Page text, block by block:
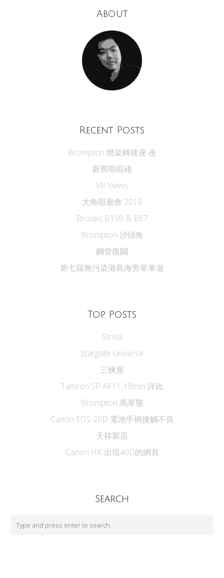
About
Recent Posts
Brompton 燈架轉接座‧改
新舊咀咀碰
VR Views
大角咀廟會 2016
Brooks B190 & B67
Brompton 沙頭角
鋼管復闢
第七屆無污染港島海旁單車遊
Top Posts
Strida
Stargate Universe
三楝屋
Tamron SP AF11-18mm 評比
Brompton 馬草壟
Canon EOS 20D 電池手柄接觸不良
天祥新店
Canon HK 出現40D的網頁
Search